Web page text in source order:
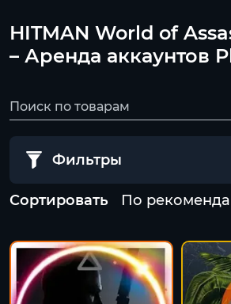
HITMAN World of
– Аренда аккаунтов
Фильтры
Сортировать По